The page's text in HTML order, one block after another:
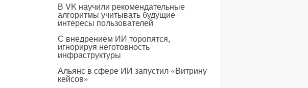
В VK научили рекомендательные
алгоритмы учитывать будущие
интересы пользователей
С внедрением ИИ торопятся,
игнорируя неготовность
инфраструктуры
Альянс в сфере ИИ запустил «Витрину
кейсов»